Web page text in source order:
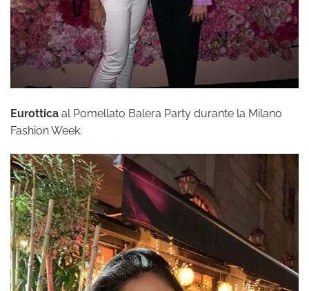
Eurottica al Pomellato Balera Party durante la Milano
Fashion Week.